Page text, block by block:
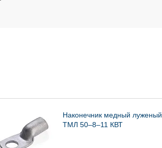
Наконечник медный луженый
ТМЛ 50–8–11 КВТ